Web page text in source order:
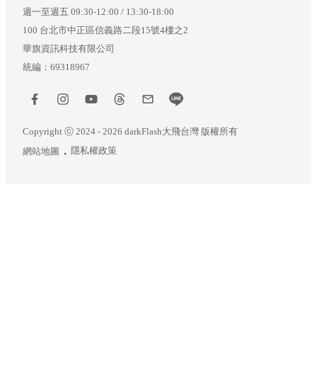
週一至週五 09:30-12:00 / 13:30-18:00
100 台北市中正區信義路二段15號4樓之2
華旗資訊科技有限公司
統編：69318967
Copyright ⓒ 2024 - 2026 darkFlash大飛台灣 版權所有
網站地圖
隱私權政策